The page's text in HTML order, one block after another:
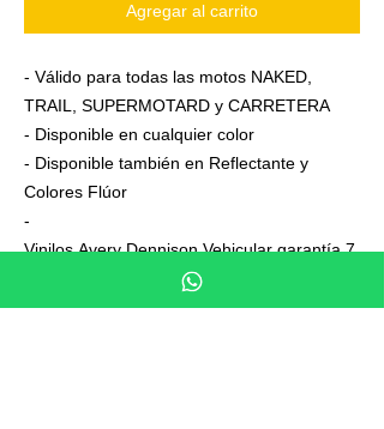
Agregar al carrito
- Válido para todas las motos NAKED,
TRAIL, SUPERMOTARD y CARRETERA
- Disponible en cualquier color
- Disponible también en Reflectante y
Colores Flúor
-
Vinilos Avery Dennison Vehicular garantía 7
- Junto a su pedido se adjuntan unas